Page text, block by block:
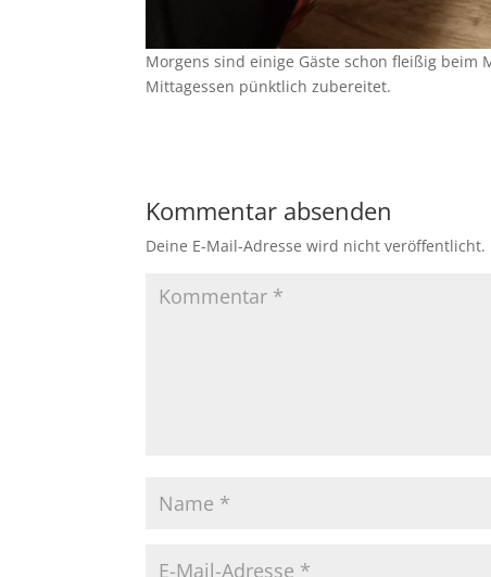
Morgens sind einige Gäste schon fleißig beim
Mittagessen pünktlich zubereitet.
Kommentar absenden
Deine E-Mail-Adresse wird nicht veröffentlicht.